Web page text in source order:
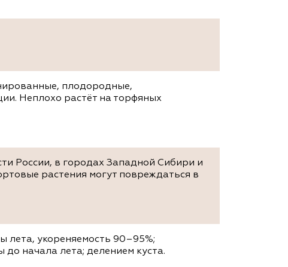
плодородные,
Неплохо растёт на торфяных
России, в городах Западной Сибири и
растения могут повреждаться в
лета, укореняемость 90–95%;
начала лета; делением куста.